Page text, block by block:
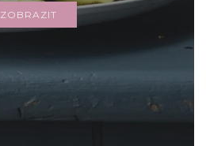
ZOBRAZIT
Archivy